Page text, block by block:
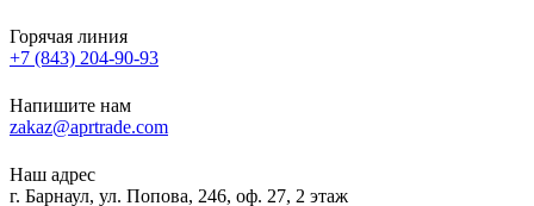
Горячая линия
+7 (843) 204-90-93
Напишите нам
zakaz@aprtrade.com
Наш адрес
г. Барнаул, ул. Попова, 246, оф. 27, 2 этаж